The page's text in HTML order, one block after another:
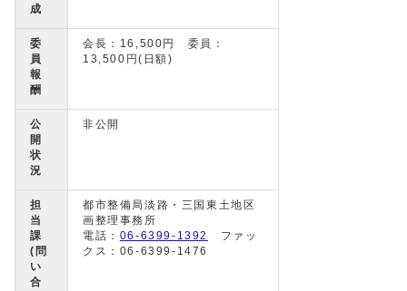
成
委
員
報
酬
会長：16,500円 委員：
13,500円(日額)
公
開
状
況
非公開
担
当
課
(問
い
合
都市整備局淡路・三国東土地区
画整理事務所
電話： 06-6399-1392
ファッ
クス：06-6399-1476